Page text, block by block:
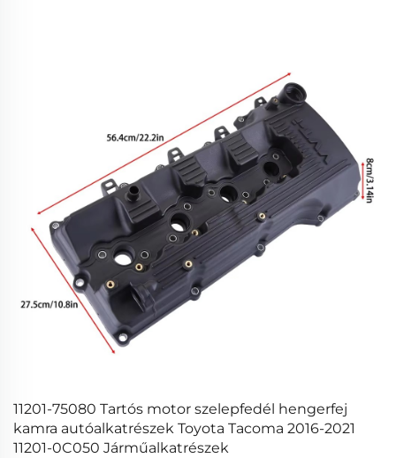
11201-75080 Tartós motor szelepfedél hengerfej
kamra autóalkatrészek Toyota Tacoma 2016-2021
11201-0C050 Járműalkatrészek